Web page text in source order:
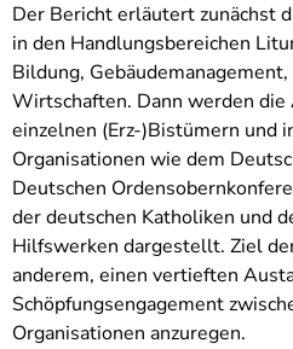
Der Bericht erläutert zunächst
in den Handlungsbereichen
Bildung,
Wirtschaften. Dann werden
einzelnen (Erz-)Bistümern und
Organisationen wie dem
Deutschen
der deutschen Katholiken und
Hilfswerken dargestellt. Ziel
anderem, einen vertieften
Schöpfungsengagement
Organisationen anzuregen.